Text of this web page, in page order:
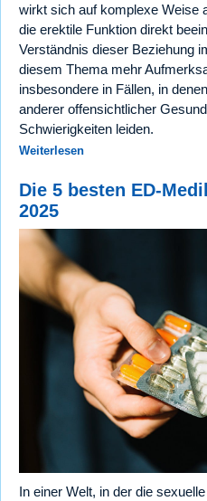
wirkt sich auf komplexe Weise
die erektile Funktion direkt
Verständnis dieser Beziehung
diesem Thema mehr
insbesondere in Fällen, in
anderer offensichtlicher
Schwierigkeiten leiden.
Weiterlesen
Die 5 besten ED-
2025
In einer Welt, in der die